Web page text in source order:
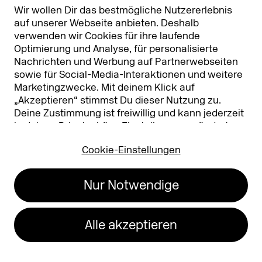
Wir wollen Dir das bestmögliche Nutzererlebnis
auf unserer Webseite anbieten. Deshalb
verwenden wir Cookies für ihre laufende
Optimierung und Analyse, für personalisierte
Nachrichten und Werbung auf Partnerwebseiten
sowie für Social-Media-Interaktionen und weitere
Marketingzwecke. Mit deinem Klick auf
„Akzeptieren“ stimmst Du dieser Nutzung zu.
Deine Zustimmung ist freiwillig und kann jederzeit
in deinen Privatsphäre-Einstellungen
geändert
Nutzung findest Du in unserer
Cookie-Einstellungen
Nur Notwendige
Alle akzeptieren
Partner & Sponsoren DMEXCO Asia
Koelnmesse GmbH
T. +49 221 821 2020
Impressum
Datenschutz
Erklärung zur
Barrierefreiheit